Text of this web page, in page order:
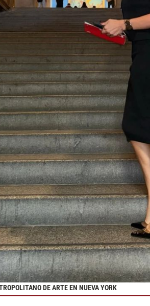
DE ARTE EN NUEVA YORK